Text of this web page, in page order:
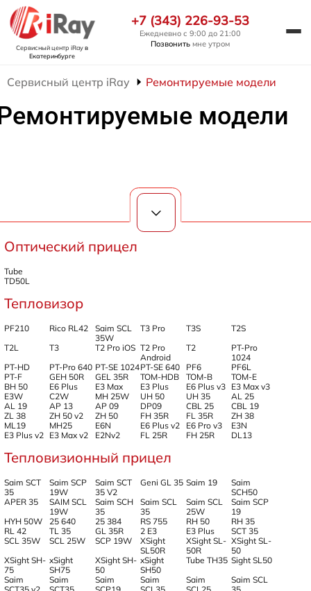
Сервисный центр iRayв
Екатеринбурге
+7 (343) 226-93-53
Ежедневно с 9:00 до 21:00
Позвонить мне утром
Сервисный центр iRay Ремонтируемые модели
модели
Оптический прицел
Tube
TD50L
Тепловизор
PF210 Rico RL42
Saim SCL
35W
T3 Pro T3S
T2S
T2L
T3 T2 Pro iOS T2 Pro
Android
T2
PT-Pro
1024
PT-HD
PT-Pro 640 PT-SE 1024PT-SE 640 PF6
PF6L
PT-F
GEH 50R GEL 35R TOM-HDB TOM-B
TOM-E
BH 50
E6 Plus E3 Max E3 Plus E6 Plus v3
E3 Max v3
E3W
C2W MH 25W UH 50 UH 35
AL 25
AL 19
AP 13 AP 09 DP09 CBL 25
CBL 19
ZL 38
ZH 50 v2 ZH 50 FH 35R FL 35R
ZH 38
ML19
MH25 E6N E6 Plus v2 E6 Pro v3
E3N
E3 Plus v2 E3 Max v2 E2Nv2 FL 25R FH 25R DL13
Тепловизионный прицел
Saim SCT
35
Saim SCP
19W
Saim SCT
35 V2
Geni GL 35 Saim 19
Saim
SCH50
APER 35
SAIM SCL
19W
Saim SCH
35
Saim SCL
35
Saim SCL
25W
Saim SCP
19
HYH 50W
25 640 25 384 RS 755 RH 50
RH 35
RL 42
TL 35 GL 35R 2 E3 E3 Plus
SCT 35
SCL 35W
SCL 25W SCP 19W
ХSight
SL50R
XSight SL-
50R
XSight SL-
50
XSight SH-
75
xSight
SH75
XSight SH-
50
xSight
SH50
Tube TH35 Sight SL50
Saim
Saim
Saim
Saim
Saim
Saim SCL